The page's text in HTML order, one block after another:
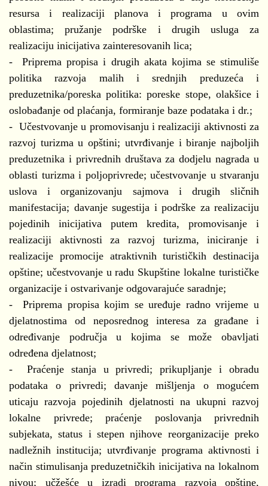
resursa i realizaciji planova i programa u ovim
oblastima; pružanje podrške i drugih usluga za
realizaciju inicijativa zainteresovanih lica;
- Priprema propisa i drugih akata kojima se stimuliše
politika razvoja malih i srednjih preduzeća i
preduzetnika/poreska politika: poreske stope, olakšice i
oslobađanje od plaćanja, formiranje baze podataka i dr.;
- Učestvovanje u promovisanju i realizaciji aktivnosti za
razvoj turizma u opštini; utvrđivanje i biranje najboljih
preduzetnika i privrednih društava za dodjelu nagrada u
oblasti turizma i poljoprivrede; učestvovanje u stvaranju
uslova i organizovanju sajmova i drugih sličnih
manifestacija; davanje sugestija i podrške za realizaciju
pojedinih inicijativa putem kredita, promovisanje i
realizaciji aktivnosti za razvoj turizma, iniciranje i
realizacije promocije atraktivnih turističkih destinacija
opštine; učestvovanje u radu Skupštine lokalne turističke
organizacije i ostvarivanje odgovarajuće saradnje;
- Priprema propisa kojim se uređuje radno vrijeme u
djelatnostima od neposrednog interesa za građane i
određivanje područja u kojima se može obavljati
određena djelatnost;
- Praćenje stanja u privredi; prikupljanje i obradu
podataka o privredi; davanje mišljenja o mogućem
uticaju razvoja pojedinih djelatnosti na ukupni razvoj
lokalne privrede; praćenje poslovanja privrednih
subjekata, status i stepen njihove reorganizacije preko
nadležnih institucija; utvrđivanje programa aktivnosti i
način stimulisanja preduzetničkih inicijativa na lokalnom
nivou; učžešće u izradi programa razvoja opštine,